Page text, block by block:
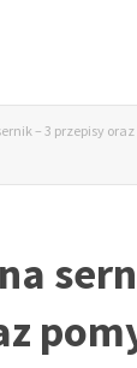
– 3 przepisy